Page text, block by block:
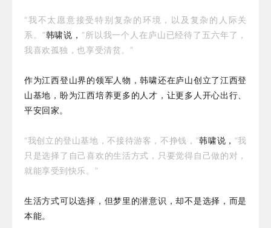
“我不太愿意接受特别复杂的环境，以及复杂的人际关
系。”韩啸说，“所以我一个人在庐山已经待了五六年了，
我喜欢孤独，也享受清贫。”
作为江西登山界的领军人物，韩啸还在庐山创立了江西登
山基地，盼为江西培养更多的人才，让更多人开心出行、
平安回家。
“我创立的登山基地，不接待游客，不挣钱，”韩啸说， “我
只是选择了自己喜欢的生活方式，只要觉得自己做的对，
就能享受到快乐。”
生活方式可以选择，但梦里的潜意识，却不是选择，而是
本能。